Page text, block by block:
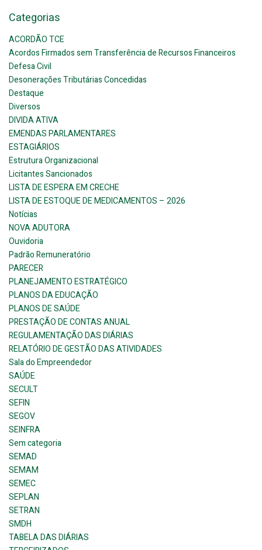
Categorias
ACORDÃO TCE
Acordos Firmados sem Transferência de Recursos Financeiros
Defesa Civil
Desonerações Tributárias Concedidas
Destaque
Diversos
DIVIDA ATIVA
EMENDAS PARLAMENTARES
ESTAGIÁRIOS
Estrutura Organizacional
Licitantes Sancionados
LISTA DE ESPERA EM CRECHE
LISTA DE ESTOQUE DE MEDICAMENTOS – 2026
Notícias
NOVA ADUTORA
Ouvidoria
Padrão Remuneratório
PARECER
PLANEJAMENTO ESTRATÉGICO
PLANOS DA EDUCAÇÃO
PLANOS DE SAÚDE
PRESTAÇÃO DE CONTAS ANUAL
REGULAMENTAÇÃO DAS DIÁRIAS
RELATÓRIO DE GESTÃO DAS ATIVIDADES
Sala do Empreendedor
SAÚDE
SECULT
SEFIN
SEGOV
SEINFRA
Sem categoria
SEMAD
SEMAM
SEMEC
SEPLAN
SETRAN
SMDH
TABELA DAS DIÁRIAS